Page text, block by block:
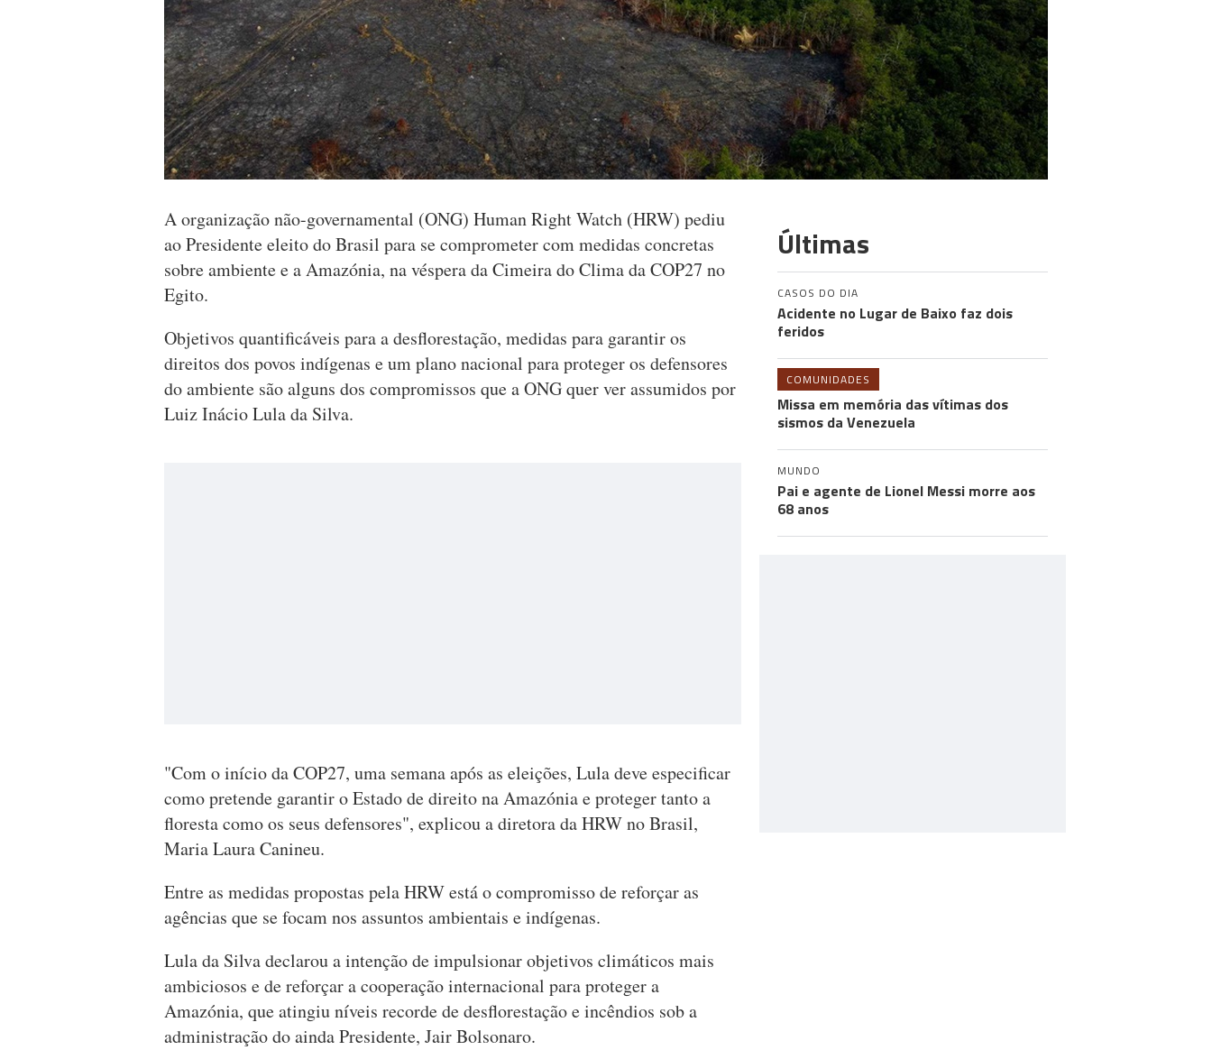
A organização não-governamental (ONG) Human Right Watch (HRW) pediu
ao Presidente eleito do Brasil para se comprometer com medidas concretas
sobre ambiente e a Amazónia, na véspera da Cimeira do Clima da COP27 no
Egito.
Objetivos quantificáveis para a desflorestação, medidas para garantir os
direitos dos povos indígenas e um plano nacional para proteger os defensores
do ambiente são alguns dos compromissos que a ONG quer ver assumidos por
Luiz Inácio Lula da Silva.
"Com o início da COP27, uma semana após as eleições, Lula deve especificar
como pretende garantir o Estado de direito na Amazónia e proteger tanto a
floresta como os seus defensores", explicou a diretora da HRW no Brasil,
Maria Laura Canineu.
Entre as medidas propostas pela HRW está o compromisso de reforçar as
agências que se focam nos assuntos ambientais e indígenas.
Lula da Silva declarou a intenção de impulsionar objetivos climáticos mais
ambiciosos e de reforçar a cooperação internacional para proteger a
Amazónia, que atingiu níveis recorde de desflorestação e incêndios sob a
administração do ainda Presidente, Jair Bolsonaro.
Últimas
CASOS DO DIA
Acidente no Lugar de Baixo faz dois
feridos
COMUNIDADES
Missa em memória das vítimas dos
sismos da Venezuela
MUNDO
Pai e agente de Lionel Messi morre aos
68 anos